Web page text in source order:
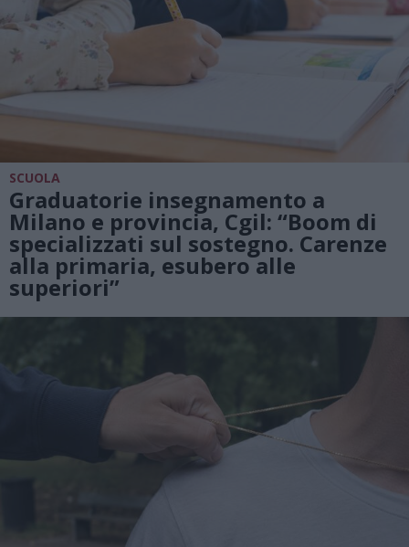
SCUOLA
Graduatorie insegnamento a
Milano e provincia, Cgil: “Boom di
specializzati sul sostegno. Carenze
alla primaria, esubero alle
superiori”